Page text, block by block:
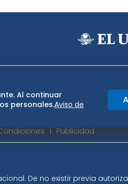
Hidalgo Oaxaca
Publicidad
De no existir previa
Al continuar
personales.Aviso de